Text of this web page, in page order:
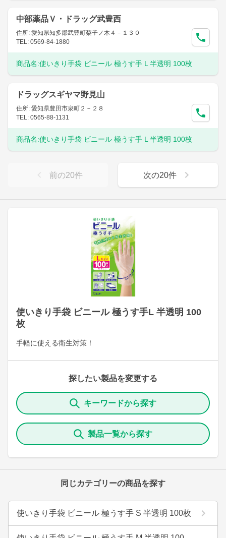
使いきり手袋 ビニール 極うす手L 半透明 100
枚
手軽に使える衛生対策！
探したい製品を変更する
キーワードから探す
製品一覧から探す
同じカテゴリーの商品を探す
使いきり手袋 ビニール 極うす手 S 半透明 100枚
中部薬品Ｖ・ドラッグ武豊西
住所: 愛知県知多郡武豊町梨子ノ木４－１３０
TEL: 0569-84-1880
商品名:使いきり手袋 ビニール 極うす手 L 半透明 100枚
ドラッグスギヤマ野見山
住所: 愛知県豊田市泉町２－２８
TEL: 0565-88-1131
商品名:使いきり手袋 ビニール 極うす手 L 半透明 100枚
前の20件 次の20件